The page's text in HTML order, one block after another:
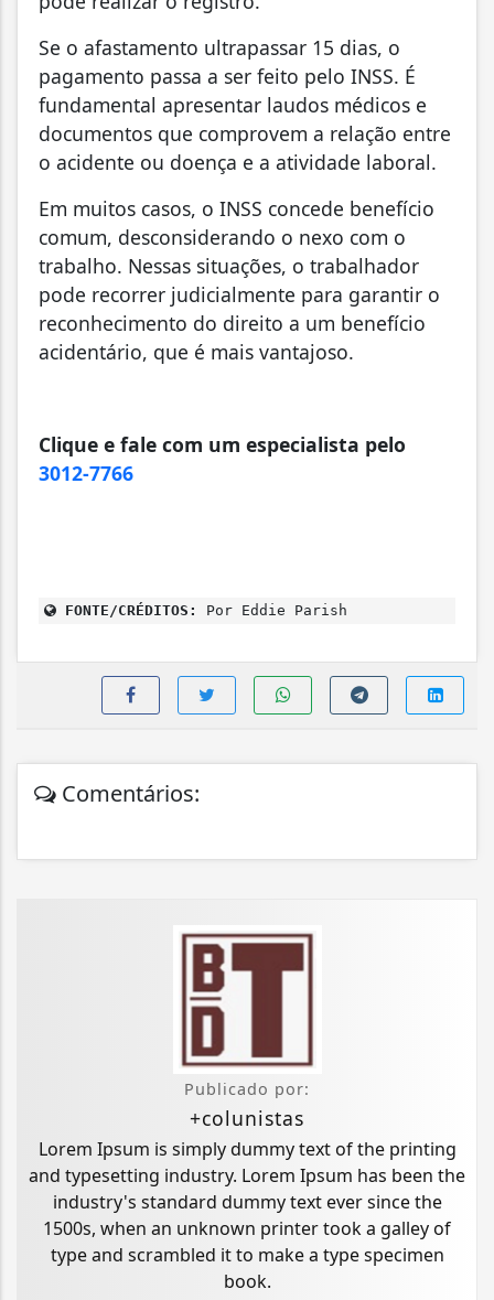
Se o afastamento ultrapassar 15 dias, o
pagamento passa a ser feito pelo INSS. É
fundamental apresentar laudos médicos e
documentos que comprovem a relação entre
o acidente ou doença e a atividade laboral.
Em muitos casos, o INSS concede benefício
comum, desconsiderando o nexo com o
trabalho. Nessas situações, o trabalhador
pode recorrer judicialmente para garantir o
reconhecimento do direito a um benefício
acidentário, que é mais vantajoso.
Clique e fale com um especialista pelo
3012-7766
FONTE/CRÉDITOS: Por Eddie Parish
Comentários:
Publicado por:
+colunistas
Lorem Ipsum is simply dummy text of the printing
and typesetting industry. Lorem Ipsum has been the
industry's standard dummy text ever since the
1500s, when an unknown printer took a galley of
type and scrambled it to make a type specimen
book.